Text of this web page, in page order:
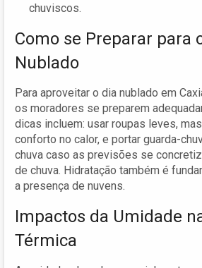
chuviscos.
Como se Preparar para
Nublado
Para aproveitar o dia nublado em
os moradores se preparem
dicas incluem: usar roupas leves,
conforto no calor, e portar guarda-
chuva caso as previsões se
de chuva. Hidratação também é
a presença de nuvens.
Impactos da Umidade
Térmica